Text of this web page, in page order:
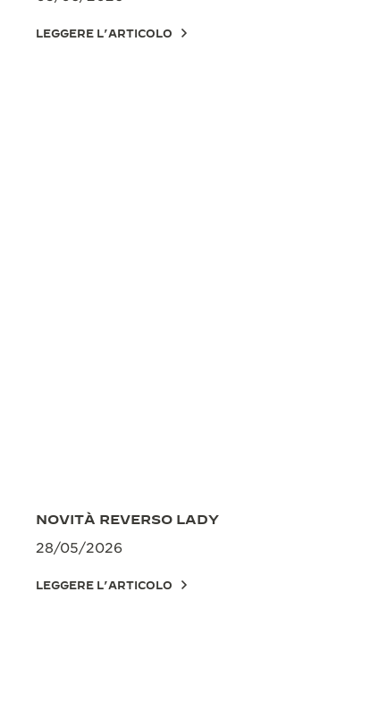
LEGGERE L’ARTICOLO
NOVITÀ REVERSO LADY
28/05/2026
LEGGERE L’ARTICOLO